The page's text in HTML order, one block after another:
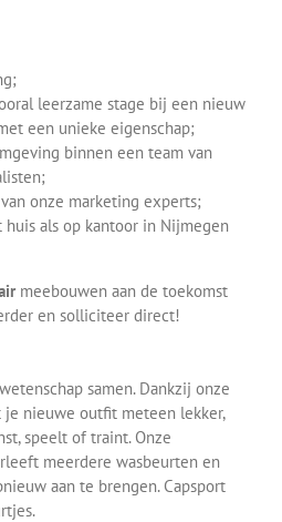
leerzame stage bij een nieuw
een unieke eigenschap;
binnen een team van
onze marketing experts;
als op kantoor in Nijmegen
meebouwen aan de toekomst
en solliciteer direct!
samen. Dankzij onze
nieuwe outfit meteen lekker,
speelt of traint. Onze
meerdere wasbeurten en
aan te brengen. Capsport